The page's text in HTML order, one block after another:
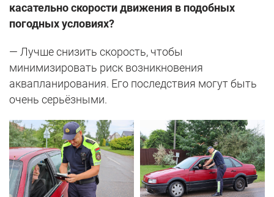
касательно скорости движения в подобных
погодных условиях?
— Лучше снизить скорость, чтобы
минимизировать риск возникновения
аквапланирования. Его последствия могут быть
очень серьёзными.